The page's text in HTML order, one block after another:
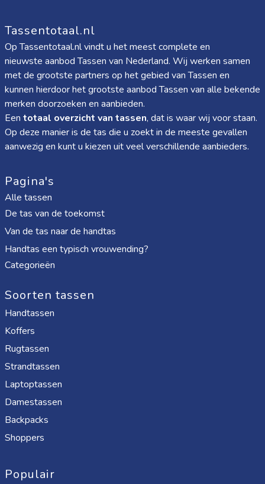
Tassentotaal.nl
Op Tassentotaal.nl vindt u het meest complete en
nieuwste aanbod Tassen van Nederland. Wij werken samen
met de grootste partners op het gebied van Tassen en
kunnen hierdoor het grootste aanbod Tassen van alle bekende
merken doorzoeken en aanbieden.
Een totaal overzicht van tassen, dat is waar wij voor staan.
Op deze manier is de tas die u zoekt in de meeste gevallen
aanwezig en kunt u kiezen uit veel verschillende aanbieders.
Pagina's
Alle tassen
De tas van de toekomst
Van de tas naar de handtas
Handtas een typisch vrouwending?
Categorieën
Soorten tassen
Handtassen
Koffers
Rugtassen
Strandtassen
Laptoptassen
Damestassen
Backpacks
Shoppers
Populair